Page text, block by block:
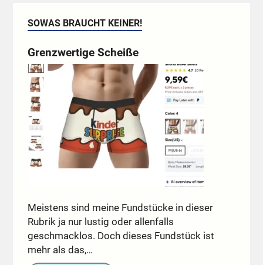
SOWAS BRAUCHT KEINER!
Grenzwertige Scheiße
Meistens sind meine Fundstücke in dieser
Rubrik ja nur lustig oder allenfalls
geschmacklos. Doch dieses Fundstück ist
mehr als das,…